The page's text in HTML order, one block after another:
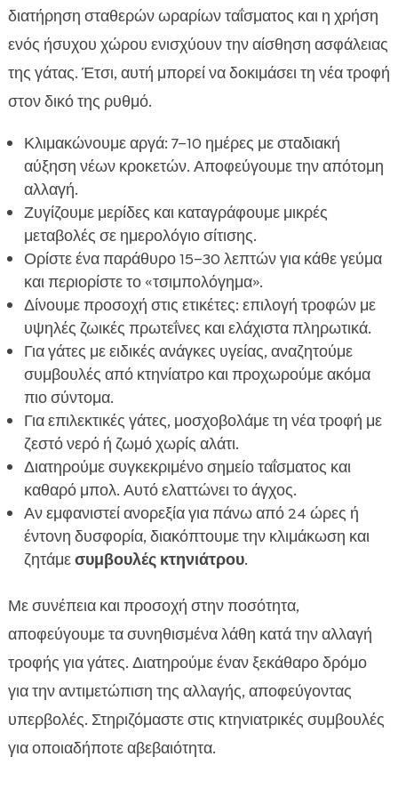
διατήρηση σταθερών ωραρίων ταΐσματος και η χρήση
ενός ήσυχου χώρου ενισχύουν την αίσθηση ασφάλειας
της γάτας. Έτσι, αυτή μπορεί να δοκιμάσει τη νέα τροφή
στον δικό της ρυθμό.
Κλιμακώνουμε αργά: 7–10 ημέρες με σταδιακή
αύξηση νέων κροκετών. Αποφεύγουμε την απότομη
αλλαγή.
Ζυγίζουμε μερίδες και καταγράφουμε μικρές
μεταβολές σε ημερολόγιο σίτισης.
Ορίστε ένα παράθυρο 15–30 λεπτών για κάθε γεύμα
και περιορίστε το «τσιμπολόγημα».
Δίνουμε προσοχή στις ετικέτες: επιλογή τροφών με
υψηλές ζωικές πρωτεΐνες και ελάχιστα πληρωτικά.
Για γάτες με ειδικές ανάγκες υγείας, αναζητούμε
συμβουλές από κτηνίατρο και προχωρούμε ακόμα
πιο σύντομα.
Για επιλεκτικές γάτες, μοσχοβολάμε τη νέα τροφή με
ζεστό νερό ή ζωμό χωρίς αλάτι.
Διατηρούμε συγκεκριμένο σημείο ταΐσματος και
καθαρό μπολ. Αυτό ελαττώνει το άγχος.
Αν εμφανιστεί ανορεξία για πάνω από 24 ώρες ή
έντονη δυσφορία, διακόπτουμε την κλιμάκωση και
ζητάμεσυμβουλές κτηνιάτρου.
Με συνέπεια και προσοχή στην ποσότητα,
αποφεύγουμε τα συνηθισμένα λάθη κατά την αλλαγή
τροφής για γάτες. Διατηρούμε έναν ξεκάθαρο δρόμο
για την αντιμετώπιση της αλλαγής, αποφεύγοντας
υπερβολές. Στηριζόμαστε στις κτηνιατρικές συμβουλές
για οποιαδήποτε αβεβαιότητα.